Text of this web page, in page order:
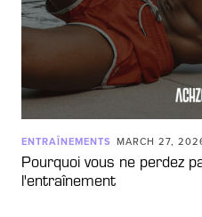
ENTRAÎNEMENTS MARCH 27,
Pourquoi vous ne perdez
l'entraînement